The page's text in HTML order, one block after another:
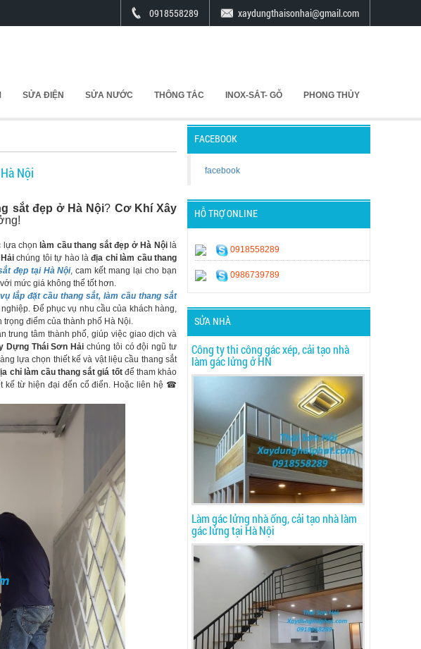
xaydungthaisonhai@gmail.com
0918558289
SỬA ĐIỆN SỬA NƯỚC THÔNG TẮC INOX-SẮT- GỖ PHONG THỦY
Nội
sắt đẹp ở Hà Nội? Cơ Khí Xây
lựa chọn làm cầu thang sắt đẹp ở Hà Nộilà
chúng tôi tự hào làđịa chỉ làm cầu thang
đẹp tại Hà Nội, cam kết mang lại cho bạn
mức giá không thể tốt hơn.
lắp đặt cầu thang sắt, làm cầu thang sắt
Để phục vụ nhu cầu của khách hàng,
điểm của thành phố Hà Nội.
trung tâm thành phố, giúp việc giao dịch và
Dựng Thái Sơn Hải chúng tôi có đội ngũ tư
lựa chọn thiết kế và vật liệu cầu thang sắt
chỉ làm cầu thang sắt giá tốtđể tham khảo
kế từ hiện đại đến cổ điển. Hoặc liên hệ ☎
FACEBOOK
facebook
HỖ TRỢ ONLINE
0918558289
0986739789
SỬA NHÀ
Công ty thi công gác xép, cải tạo nhà
làm gác lửng ở HN
Làm gác lửng nhà ống, cải tạo nhà làm
gác lửng tại Hà Nội